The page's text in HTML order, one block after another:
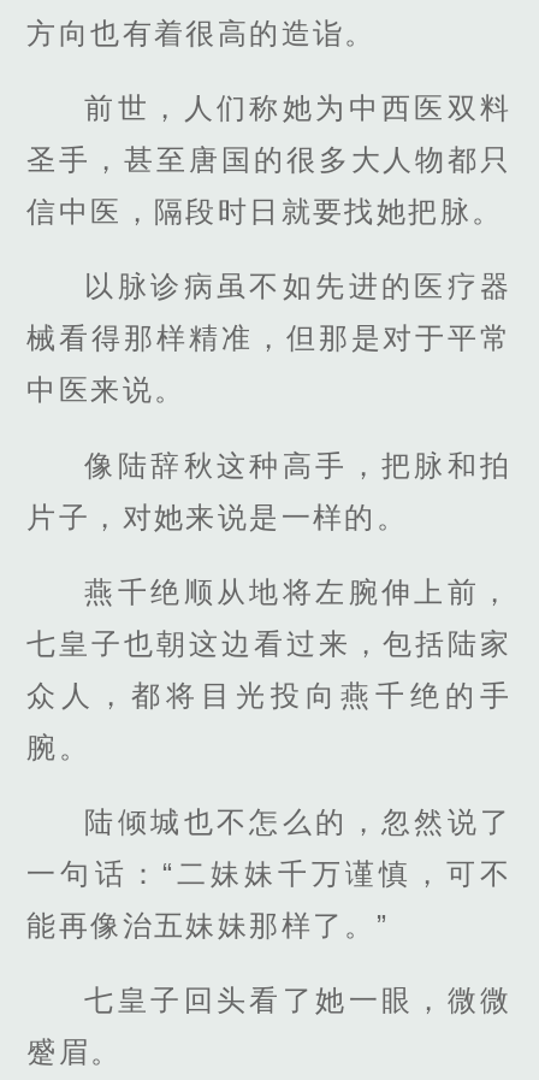
方向也有着很高的造诣。
前世，人们称她为中西医双料
圣手，甚至唐国的很多大人物都只
信中医，隔段时日就要找她把脉。
以脉诊病虽不如先进的医疗器
械看得那样精准，但那是对于平常
中医来说。
像陆辞秋这种高手，把脉和拍
片子，对她来说是一样的。
燕千绝顺从地将左腕伸上前，
七皇子也朝这边看过来，包括陆家
众人，都将目光投向燕千绝的手
腕。
陆倾城也不怎么的，忽然说了
一句话：“二妹妹千万谨慎，可不
能再像治五妹妹那样了。”
七皇子回头看了她一眼，微微
蹙眉。